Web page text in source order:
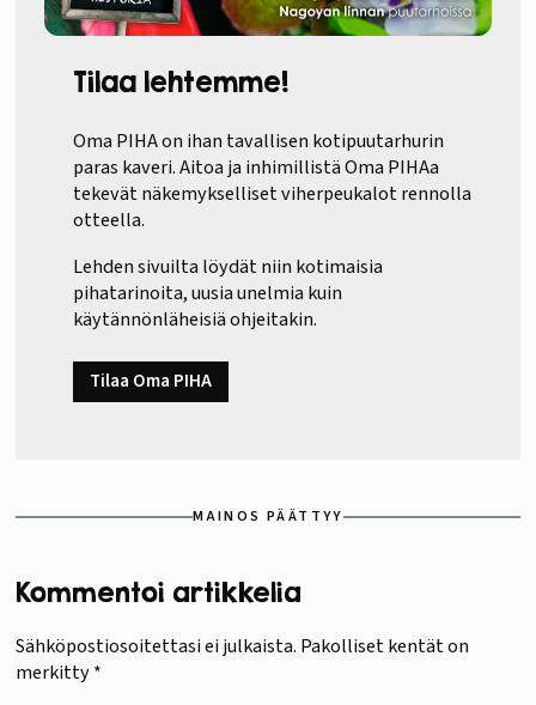
Tilaa lehtemme!
Oma PIHA on ihan tavallisen kotipuutarhurin
paras kaveri. Aitoa ja inhimillistä Oma PIHAa
tekevät näkemykselliset viherpeukalot rennolla
otteella.
Lehden sivuilta löydät niin kotimaisia
pihatarinoita, uusia unelmia kuin
käytännönläheisiä ohjeitakin.
Tilaa Oma PIHA
MAINOS PÄÄTTYY
Kommentoi artikkelia
Sähköpostiosoitettasi ei julkaista. Pakolliset kentät on
merkitty*